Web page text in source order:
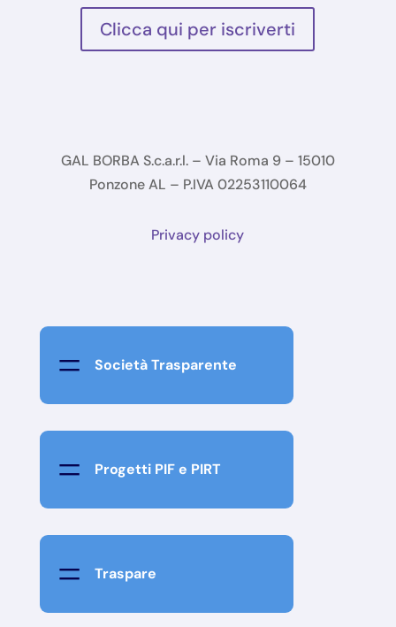
Clicca qui per iscriverti
GAL BORBA S.c.a.r.l. – Via Roma 9 – 15010
Ponzone AL – P.IVA 02253110064
Privacy policy
= Società Trasparente
= Progetti PIF e PIRT
= Traspare